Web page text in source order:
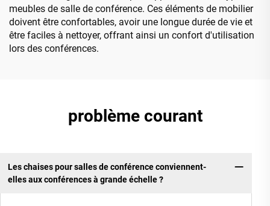
meubles de salle de conférence. Ces éléments de mobilier
doivent être confortables, avoir une longue durée de vie et
être faciles à nettoyer, offrant ainsi un confort d'utilisation
lors des conférences.
problème courant
Les chaises pour salles de conférence conviennent-
elles aux conférences à grande échelle ?